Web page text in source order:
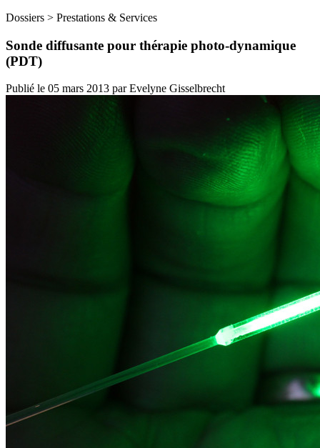
Dossiers > Prestations & Services
Sonde diffusante pour thérapie photo-dynamique
(PDT)
Publié le 05 mars 2013 parEvelyne Gisselbrecht